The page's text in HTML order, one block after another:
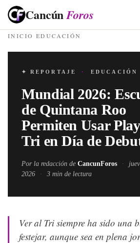
CancúnForos
INICIO· EDUCACIÓN
✦ REPORTAJE · EDUCACIÓN
Mundial 2026:
de Quintana Roo
Permiten Usar
Tri en Día de
Por la redacción de CancunForos ·
2026
· 3 min de lectura
Ver al Tri siempre ha sido una
festejar, aunque sea en plena